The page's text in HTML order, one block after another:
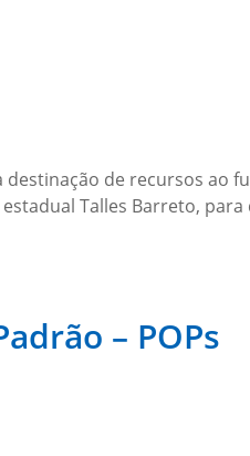
de recursos ao
Talles Barreto,
– POPs